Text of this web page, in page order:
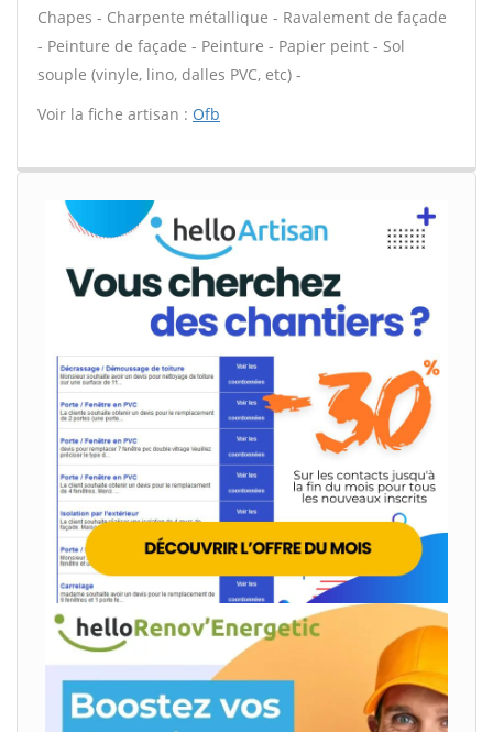
Chapes - Charpente métallique - Ravalement de façade
- Peinture de façade - Peinture - Papier peint - Sol
souple (vinyle, lino, dalles PVC, etc) -
Voir la fiche artisan : Ofb